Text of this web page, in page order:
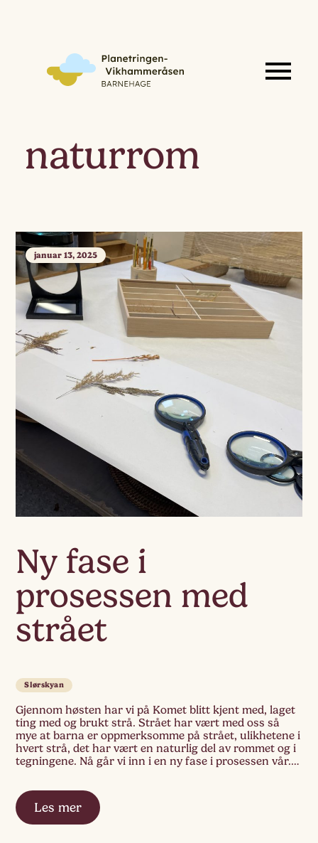
naturrom
Ny fase i
prosessen med
strået
januar 13, 2025
Slørskyan
Gjennom høsten har vi på Komet blitt kjent med, laget
ting med og brukt strå. Strået har vært med oss så
mye at barna er oppmerksomme på strået, ulikhetene i
hvert strå, det har vært en naturlig del av rommet og i
tegningene. Nå går vi inn i en ny fase i prosessen vår.
Les mer